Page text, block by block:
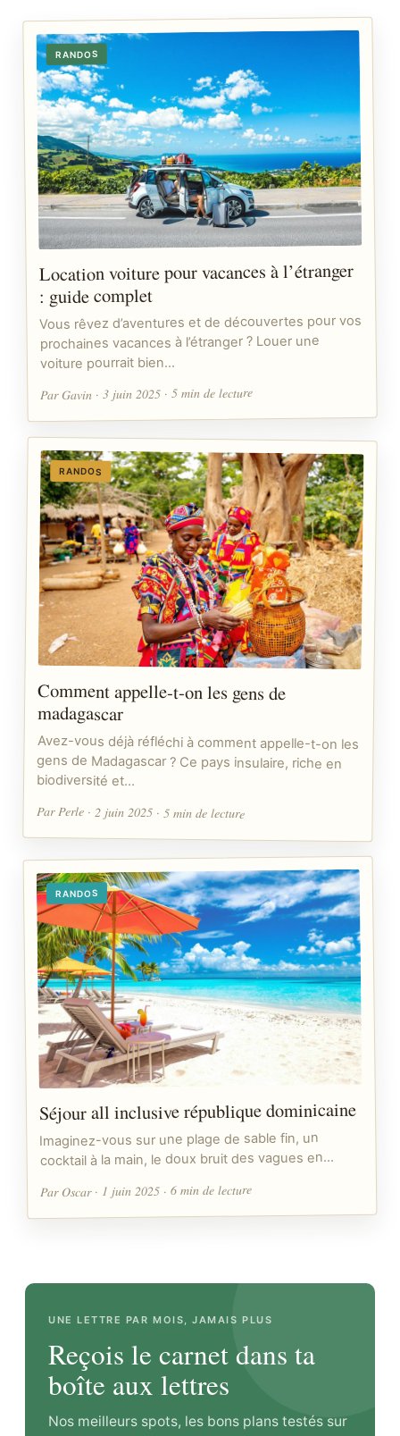
RANDOS
Location voiture pour vacances à l’étranger
: guide complet
Vous rêvez d’aventures et de découvertes pour vos
prochaines vacances à l’étranger ? Louer une
voiture pourrait bien…
Par Gavin · 3 juin 2025 · 5 min de lecture
RANDOS
Comment appelle-t-on les gens de
madagascar
Avez-vous déjà réfléchi à comment appelle-t-on les
gens de Madagascar ? Ce pays insulaire, riche en
biodiversité et…
Par Perle · 2 juin 2025 · 5 min de lecture
RANDOS
Séjour all inclusive république dominicaine
Imaginez-vous sur une plage de sable fin, un
cocktail à la main, le doux bruit des vagues en…
Par Oscar · 1 juin 2025 · 6 min de lecture
UNE LETTRE PAR MOIS, JAMAIS PLUS
Reçois le carnet dans ta
boîte aux lettres
Nos meilleurs spots, les bons plans testés sur